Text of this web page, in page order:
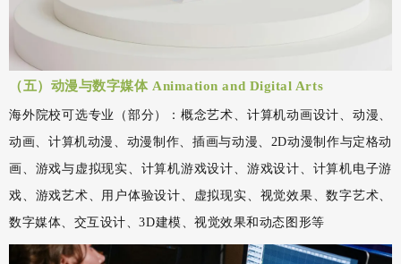
（五）动漫与数字媒体 Animation and Digital Arts
海外院校可选专业（部分）：概念艺术、计算机动画设计、动漫、
动画、计算机动漫、动漫制作、插画与动漫、2D动漫制作与定格动
画、游戏与虚拟现实、计算机游戏设计、游戏设计、计算机电子游
戏、游戏艺术、用户体验设计、虚拟现实、视觉效果、数字艺术、
数字媒体、交互设计、3D建模、视觉效果和动态图形等